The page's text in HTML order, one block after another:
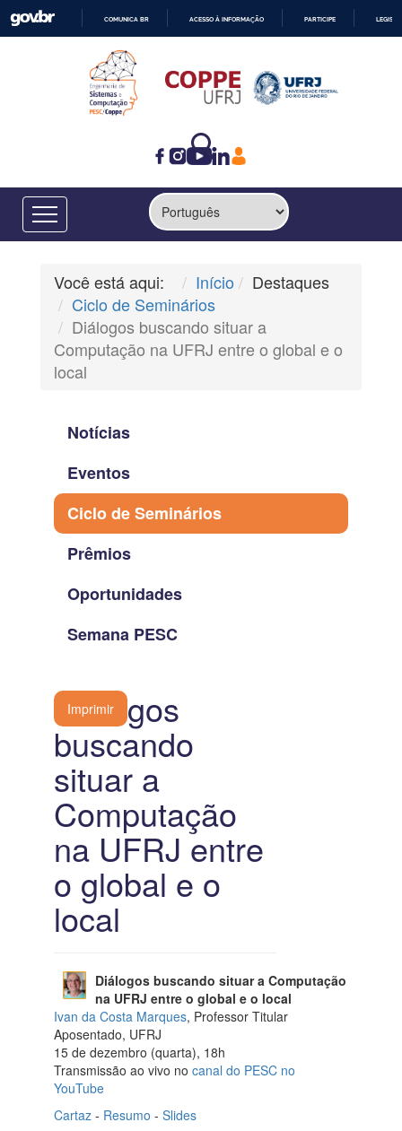
CONTEÚDO
COMUNICA BR ACESSO À INFORMAÇÃO PARTICIPE
Você está aqui: Início
Destaques
Ciclo de Seminários
Diálogos buscando situar a
Computação na UFRJ entre o global e o
local
Notícias
Eventos
Ciclo de Seminários
Prêmios
Oportunidades
Semana PESC
Imprimir
Diálogos
buscando
situar a
Computação
na UFRJ entre
o global e o
local
Diálogos buscando situar a Computação
na UFRJ entre o global e o local
Ivan da Costa Marques, Professor Titular
Aposentado, UFRJ
15 de dezembro (quarta), 18h
Transmissão ao vivo no canal do PESC no
YouTube
Cartaz - Resumo - Slides